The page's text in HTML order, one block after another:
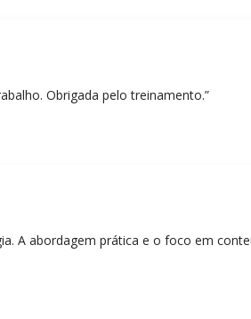
Obrigada pelo treinamento.”
A abordagem prática e o foco em